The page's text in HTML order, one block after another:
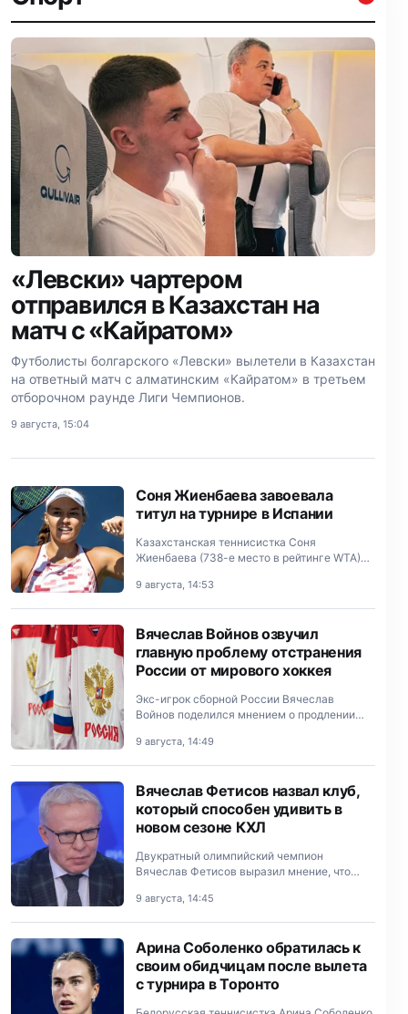
«Левски» чартером
отправился в Казахстан на
матч с «Кайратом»
Футболисты болгарского «Левски» вылетели в Казахстан
на ответный матч с алматинским «Кайратом» в третьем
отборочном раунде Лиги Чемпионов.
9 августа, 15:04
Соня Жиенбаева завоевала
титул на турнире в Испании
Казахстанская теннисистка Соня
Жиенбаева (738-е место в рейтинге WTA)
в Оренсе (Испания) в одиночном разряде.
9 августа, 14:53
Вячеслав Войнов озвучил
главную проблему отстранения
России от мирового хоккея
Экс-игрок сборной России Вячеслав
Войнов поделился мнением о продлении
турниры под эгидой международной
9 августа, 14:49
Вячеслав Фетисов назвал клуб,
который способен удивить в
новом сезоне КХЛ
Двукратный олимпийский чемпион
Вячеслав Фетисов выразил мнение, что
сюрприз в предстоящем розыгрыше
9 августа, 14:45
Арина Соболенко обратилась к
своим обидчицам после вылета
с турнира в Торонто